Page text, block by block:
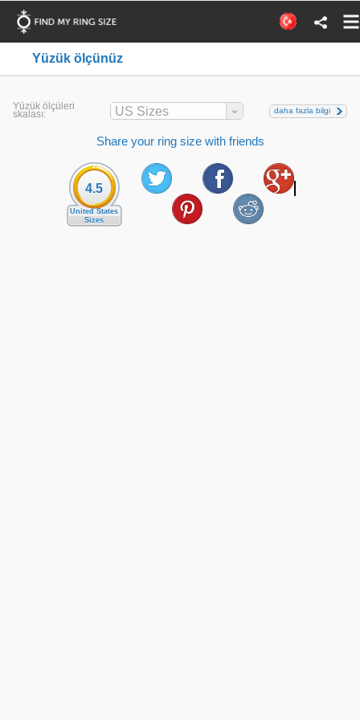
Yüzük ölçünüz
Yüzük ölçüleri
skalası: US Sizes daha fazla bilgi
Share your ring size with friends
4.5
United States
Sizes